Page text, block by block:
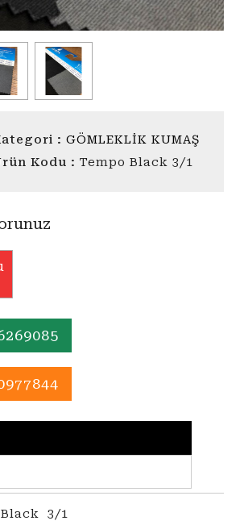
: GÖMLEKLİK KUMAŞ
Kodu : Tempo Black 3/1
Black 3/1